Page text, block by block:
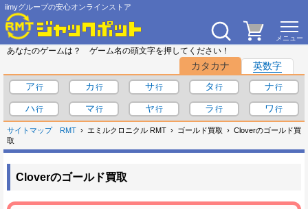
iimyグループの安心オンラインストア
あなたのゲームは？ ゲーム名の頭文字を押してください！
カタカナ
英数字
ア
カ サ タ
ナ
ハ
マ ヤ ラ ワ
サイトマップ RMT エミルクロニクル RMT ゴールド買取
Cloverのゴールド買
取
Cloverのゴールド買取